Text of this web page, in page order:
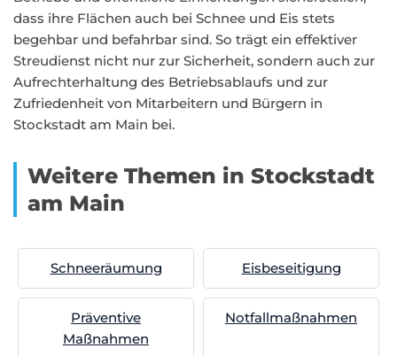
dass ihre Flächen auch bei Schnee und Eis stets
begehbar und befahrbar sind. So trägt ein effektiver
Streudienst nicht nur zur Sicherheit, sondern auch zur
Aufrechterhaltung des Betriebsablaufs und zur
Zufriedenheit von Mitarbeitern und Bürgern in
Stockstadt am Main bei.
Weitere Themen in Stockstadt
am Main
Schneeräumung Eisbeseitigung
Präventive
Maßnahmen
Notfallmaßnahmen